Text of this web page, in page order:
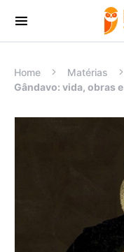
Procurar:
Home Matérias
Gândavo: vida, obras